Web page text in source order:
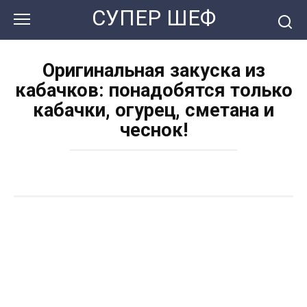
контенту
СУПЕР ШЕФ
Оригинальная закуска из
кабачков: понадобятся только
кабачки, огурец, сметана и
чеснок!